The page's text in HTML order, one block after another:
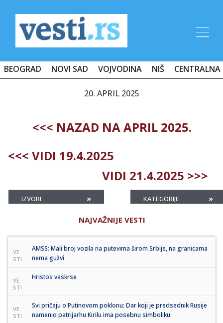
BEOGRAD NOVI SAD VOJVODINA NIŠ CENTRALNA
20. APRIL 2025
<<< NAZAD NA APRIL 2025.
<<< VIDI 19.4.2025
VIDI 21.4.2025 >>>
IZVORI » KATEGORIJE »
NAJVAŽNIJE VESTI
VE
STI
AMSS: Mali broj vozila na putevima širom Srbije, na granicama
nema gužvi
VE
STI
Hristos vaskrse
VE
STI
Svi pričaju o Putinovom poklonu: Dar koji je predsednik Rusije
namenio patrijarhu Kirilu ima posebnu simboliku